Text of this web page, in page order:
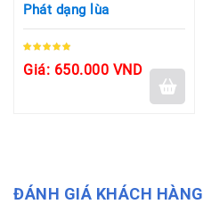
Phát dạng lùa
Giá: 650.000 VND
ĐÁNH GIÁ KHÁCH HÀNG